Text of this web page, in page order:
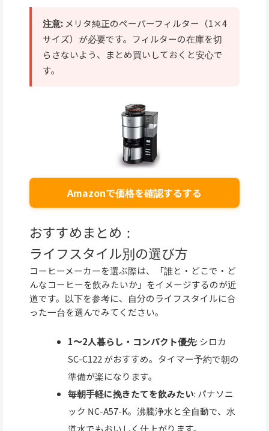
注意: メリタ純正のペーパーフィルター（1×4
サイズ）が必要です。フィルターの在庫を切
らさないよう、まとめ買いしておくと安心で
す。
Amazonで価格を確認するする
おすすめまとめ：
ライフスタイル別の選び方
コーヒーメーカーを選ぶ際は、「誰と・どこで・ど
んなコーヒーを飲みたいか」をイメージするのが近
道です。以下を参考に、自分のライフスタイルに合
った一台を選んでみてください。
1〜2人暮らし・コンパクト優先: シロカ
SC-C122 がおすすめ。タイマー予約で朝の
準備が楽になります。
毎朝手軽に挽きたてを飲みたい: パナソニ
ック NC-A57-K。沸騰浄水と全自動で、水
道水でもおいしく仕上がります。